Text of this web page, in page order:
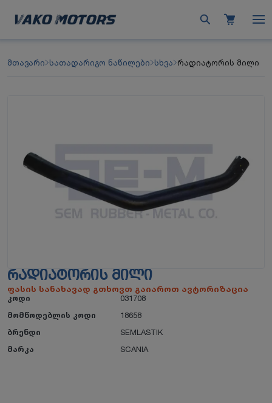
მთავარი სათადარიგო ნაწილები სხვა რადიატორის მილი
ᲠᲐᲓᲘᲐᲢᲝᲠᲘᲡ ᲛᲘᲚᲘ
ფასის სანახავად გთხოვთ გაიაროთ ავტორიზაცია
კოდი
031708
მომწოდებლის კოდი
18658
ბრენდი
SEMLASTIK
მარკა
SCANIA